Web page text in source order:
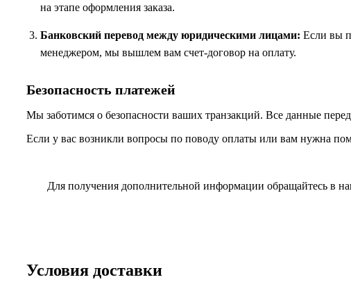
на этапе оформления заказа.
Банковский перевод между юридическими лицами: Если вы
менеджером, мы вышлем вам счет-договор на оплату.
Безопасность платежей
Мы заботимся о безопасности ваших транзакций. Все данные
Если у вас возникли вопросы по поводу оплаты или вам нужна
Для получения дополнительной информации обращайтесь в
Условия доставки